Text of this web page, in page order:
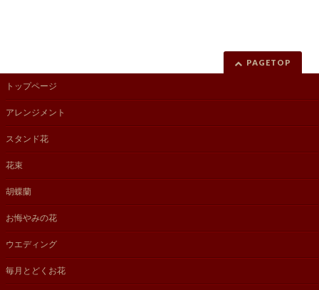
PAGETOP
トップページ
アレンジメント
スタンド花
花束
胡蝶蘭
お悔やみの花
ウエディング
毎月とどくお花